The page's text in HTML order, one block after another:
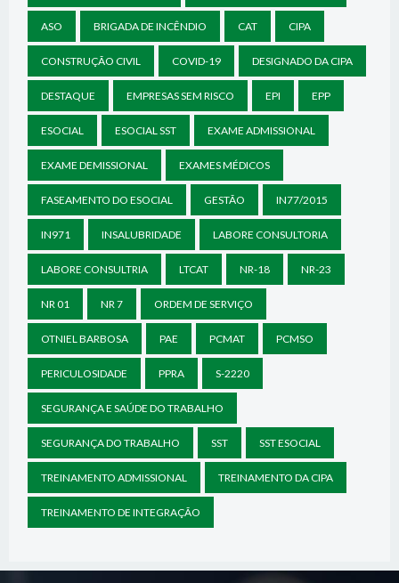
ASO BRIGADA DE INCÊNDIO CAT CIPA
CONSTRUÇÃO CIVIL COVID-19 DESIGNADO DA CIPA
DESTAQUE EMPRESAS SEM RISCO EPI EPP
ESOCIAL ESOCIAL SST EXAME ADMISSIONAL
EXAME DEMISSIONAL EXAMES MÉDICOS
FASEAMENTO DO ESOCIAL GESTÃO IN77/2015
IN971 INSALUBRIDADE LABORE CONSULTORIA
LABORE CONSULTRIA LTCAT NR-18 NR-23
NR 01 NR 7 ORDEM DE SERVIÇO
OTNIEL BARBOSA PAE PCMAT PCMSO
PERICULOSIDADE PPRA S-2220
SEGURANÇA E SAÚDE DO TRABALHO
SEGURANÇA DO TRABALHO SST SST ESOCIAL
TREINAMENTO ADMISSIONAL TREINAMENTO DA CIPA
TREINAMENTO DE INTEGRAÇÃO